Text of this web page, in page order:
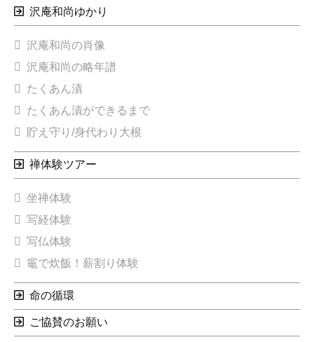
沢庵和尚ゆかり
沢庵和尚の肖像
沢庵和尚の略年譜
たくあん漬
たくあん漬ができるまで
貯え守り/身代わり大根
禅体験ツアー
坐禅体験
写経体験
写仏体験
竈で炊飯！薪割り体験
命の循環
ご協賛のお願い